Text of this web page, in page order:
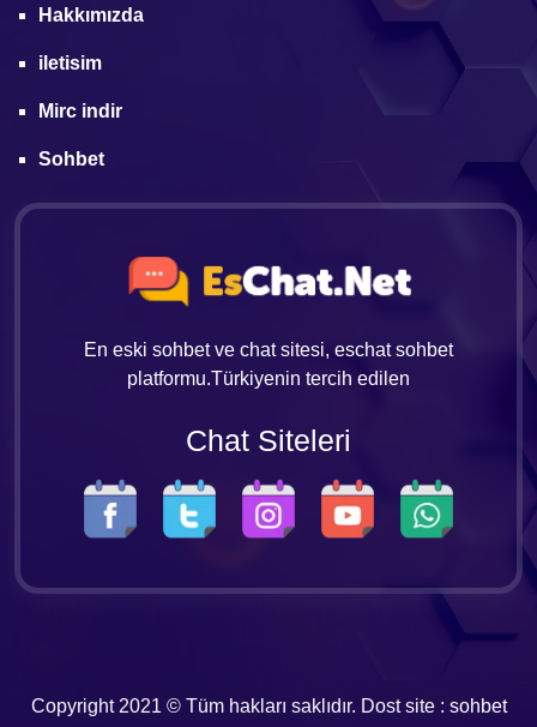
En eski sohbet ve chat sitesi, eschat sohbet
platformu.Türkiyenin tercih edilen
Chat Siteleri
Hakkımızda
iletisim
Mirc indir
Sohbet
Copyright 2021 © Tüm hakları saklıdır. Dost site : sohbet